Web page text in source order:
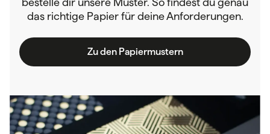
das richtige Papier für deine Anforderungen.
Zu den Papiermustern